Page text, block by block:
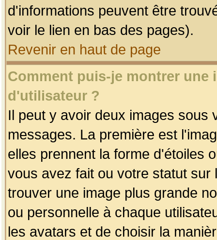
d'informations peuvent être
voir le lien en bas des pages).
Revenir en haut de page
Comment puis-je montrer une
d'utilisateur ?
Il peut y avoir deux images sous
messages. La première est
elles prennent la forme d'étoiles
vous avez fait ou votre statut
trouver une image plus grande
ou personnelle à chaque
les avatars et de choisir la